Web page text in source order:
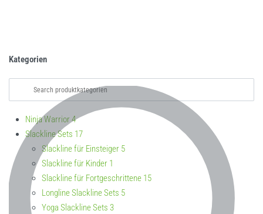
Kategorien
Ninja Warrior 4
Slackline Sets 17
Slackline für Einsteiger 5
Slackline für Kinder 1
Slackline für Fortgeschrittene 15
Longline Slackline Sets 5
Yoga Slackline Sets 3